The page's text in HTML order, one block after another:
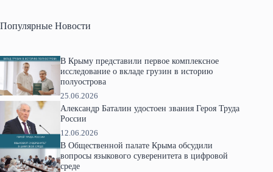
Популярные Новости
В Крыму представили первое комплексное
исследование о вкладе грузин в историю
полуострова
25.06.2026
Александр Баталин удостоен звания Героя Труда
России
12.06.2026
В Общественной палате Крыма обсудили
вопросы языкового суверенитета в цифровой
среде